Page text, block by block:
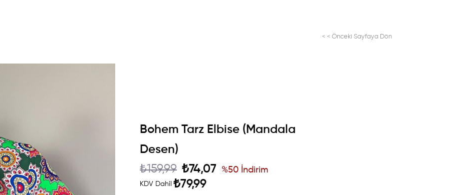
< < Önceki Sayfaya Dön
Bohem Tarz Elbise (Mandala
Desen)
₺159,99 ₺74,07
KDV Dahil ₺79,99
%50İndirim